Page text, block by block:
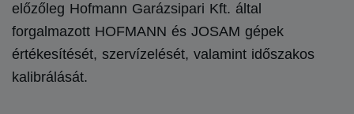
előzőleg Hofmann Garázsipari Kft. által
forgalmazott HOFMANN és JOSAM gépek
értékesítését, szervízelését, valamint időszakos
kalibrálását.